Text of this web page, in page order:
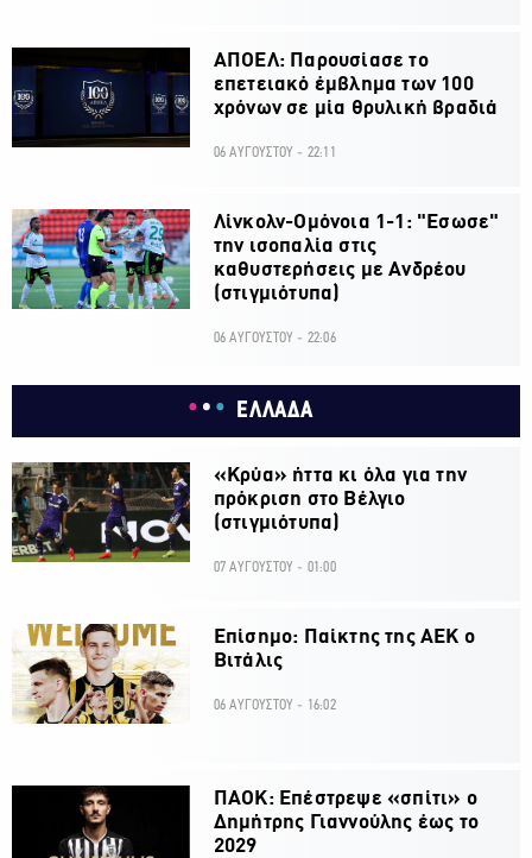
ΑΠΟΕΛ: Παρουσίασε το
επετειακό έμβλημα των 100
χρόνων σε μία θρυλική βραδιά
06 ΑΥΓΟΥΣΤΟΥ - 22:11
Λίνκολν-Ομόνοια 1-1: "Εσωσε"
την ισοπαλία στις
καθυστερήσεις με Ανδρέου
(στιγμιότυπα)
06 ΑΥΓΟΥΣΤΟΥ - 22:06
ΕΛΛΑΔΑ
«Κρύα» ήττα κι όλα για την
πρόκριση στο Βέλγιο
(στιγμιότυπα)
07 ΑΥΓΟΥΣΤΟΥ - 01:00
Επίσημο: Παίκτης της ΑΕΚ ο
Βιτάλις
06 ΑΥΓΟΥΣΤΟΥ - 16:02
ΠΑΟΚ: Επέστρεψε «σπίτι» ο
Δημήτρης Γιαννούλης έως το
2029